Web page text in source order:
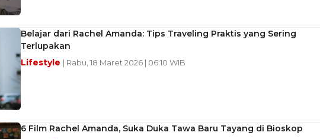
Belajar dari Rachel Amanda: Tips Traveling Praktis yang Sering
Terlupakan
Lifestyle | Rabu, 18 Maret 2026 | 06:10 WIB
6 Film Rachel Amanda, Suka Duka Tawa Baru Tayang di Bioskop